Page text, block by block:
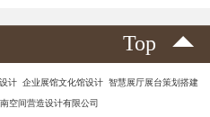
Top
计 企业展馆文化馆设计 智慧展厅展台策划搭建
空间营造设计有限公司